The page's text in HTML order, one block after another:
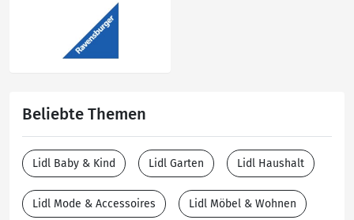
Beliebte Themen
Lidl Baby & Kind Lidl Garten Lidl Haushalt
Lidl Mode & Accessoires Lidl Möbel & Wohnen